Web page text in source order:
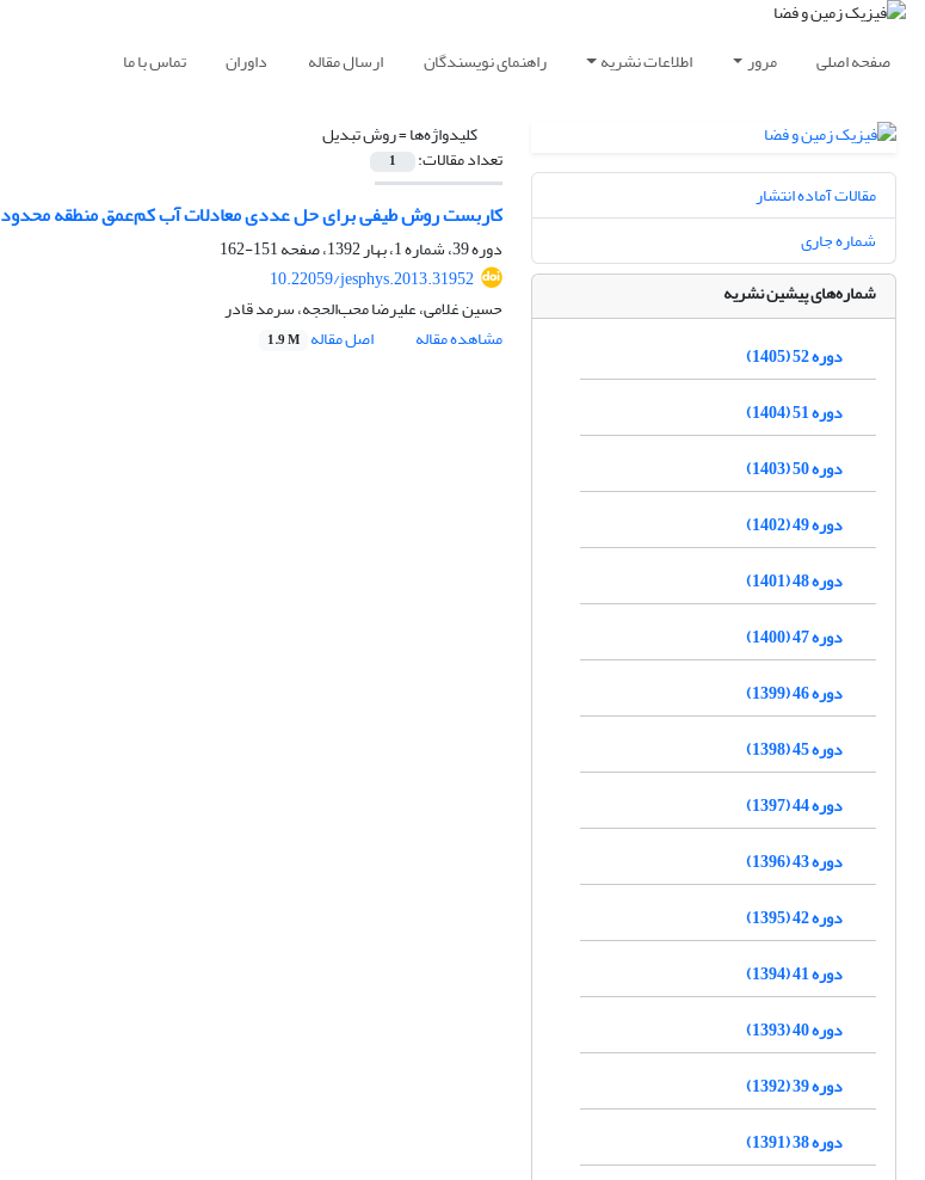
صفحه اصلی مرور اطلاعات نشریه راهنمای نویسندگان ارسال مقاله داوران تماس با ما
کلیدواژه‌ها =روش تبدیل
تعداد مقالات: 1
کاربست روش ‌طیفی برای حل عددی معادلات آب کم‌‌عمق منطقه محدود
دوره 39، شماره 1، بهار 1392، صفحه
151-162
10.22059/jesphys.2013.31952
حسین غلامی، علیرضا محب‌الحجه، سرمد قادر
مشاهده مقاله
اصل مقاله 1.9 M
مقالات آماده انتشار
شماره جاری
شماره‌های پیشین نشریه
دوره 52 (1405)
دوره 51 (1404)
دوره 50 (1403)
دوره 49 (1402)
دوره 48 (1401)
دوره 47 (1400)
دوره 46 (1399)
دوره 45 (1398)
دوره 44 (1397)
دوره 43 (1396)
دوره 42 (1395)
دوره 41 (1394)
دوره 40 (1393)
دوره 39 (1392)
دوره 38 (1391)